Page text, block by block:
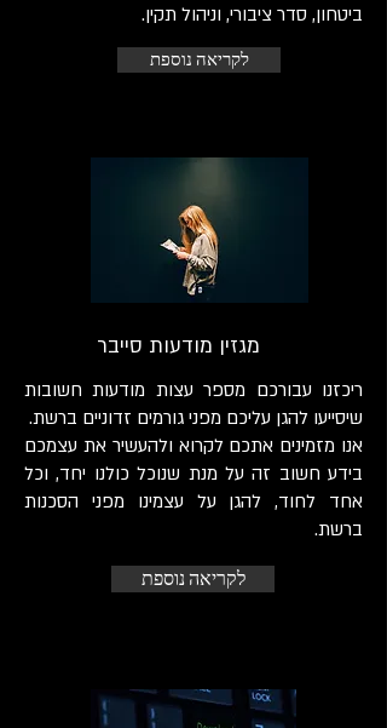
ביטחון, סדר ציבורי, וניהול תקין.
לקריאה נוספת
מגזין מודעות סייבר
ריכזנו עבורכם מספר עצות מודעות חשובות
שיסייעו להגן עליכם מפני גורמים זדוניים ברשת.
אנו מזמינים אתכם לקרוא ולהעשיר את עצמכם
בידע חשוב זה על מנת שנוכל כולנו יחד, וכל
אחד לחוד, להגן על עצמינו מפני הסכנות
ברשת.
לקריאה נוספת